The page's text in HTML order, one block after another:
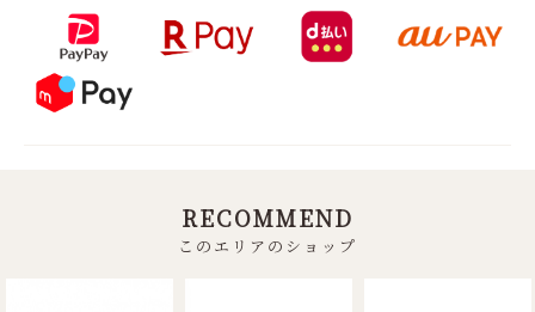
RECOMMEND
このエリアのショップ